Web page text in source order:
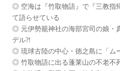
◎ 空海は『竹取物語』で『三教指
て語らせている
◎ 元伊勢籠神社の海部宮司の娘・
デル?!
◎ 琉球古陸の中心・徳之島に「ム
◎ 竹取物語に出る蓬莱山の不老不